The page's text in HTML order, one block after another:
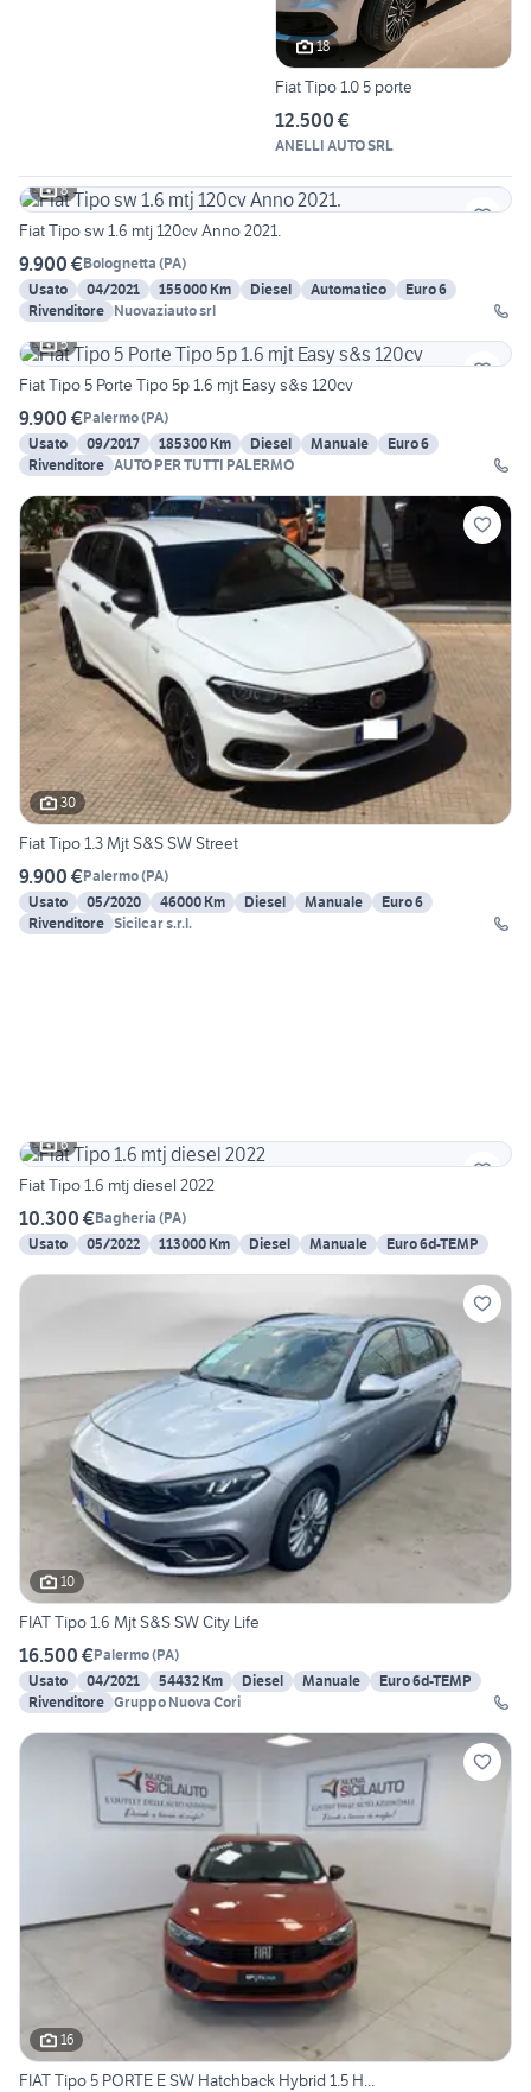
18
Fiat Tipo 1.0 5 porte
12.500 €
ANELLI AUTO SRL
8
Fiat Tipo sw 1.6 mtj 120cv Anno 2021.
9.900 €Bolognetta (PA)
Usato
04/2021 155000 Km Diesel Automatico
Euro 6
Rivenditore Nuovaziauto srl
5
Fiat Tipo 5 Porte Tipo 5p 1.6 mjt Easy s&s 120cv
9.900 €Palermo(PA)
Usato
09/2017 185300 Km Diesel Manuale
Euro 6
Rivenditore AUTO PER TUTTI PALERMO
30
Fiat Tipo 1.3 Mjt S&S SW Street
9.900 €Palermo(PA)
Usato
05/2020 46000 Km Diesel Manuale
Euro 6
Rivenditore Sicilcar s.r.l.
6
Fiat Tipo 1.6 mtj diesel 2022
10.300 €Bagheria (PA)
Usato
05/2022 113000 Km Diesel Manuale Euro 6d-TEMP
10
FIAT Tipo 1.6 Mjt S&S SW City Life
16.500 €Palermo(PA)
Usato
04/2021 54432 Km Diesel Manuale
Euro 6d-TEMP
Rivenditore Gruppo Nuova Cori
16
FIAT Tipo 5 PORTE E SW Hatchback Hybrid 1.5 H...